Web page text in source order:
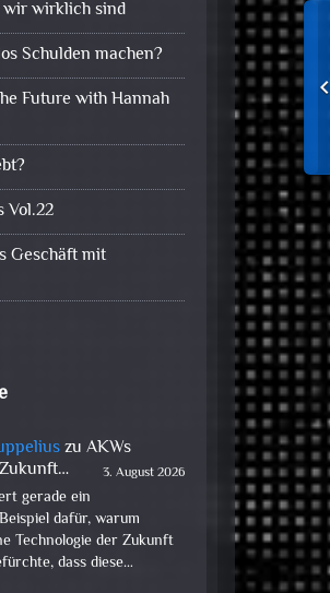
wirklich sind
Schulden machen?
Future with Hannah
Vol.22
Geschäft mit
zuAKWs
3. August 2026
gerade ein
dafür, warum
Technologie der Zukunft
dass diese…